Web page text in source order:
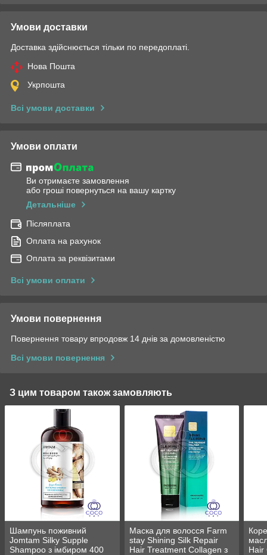
Умови доставки
Доставка здійснюється тільки по передоплаті.
Нова Пошта
Укрпошта
Всі умови доставки
Умови оплати
Ви отримаєте замовлення
або гроші повернуться на вашу картку
Детальніше
Післяплата
Оплата на рахунок
Оплата за реквізитами
Всі умови оплати
Умови повернення
Повернення товару впродовж 14 днів за домовленістю
Всі умови повернення
З цим товаром також замовляють
Шампунь поживний
Jomtam Silky Supple
Shampoo з імбиром 400
Маска для волосся Farm
stay Shining Silk Repair
Hair Treatment Collagen з
Hair